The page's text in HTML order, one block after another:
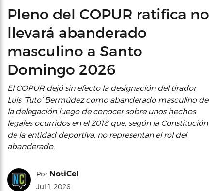
Pleno del COPUR ratifica no
llevará abanderado
masculino a Santo
Domingo 2026
El COPUR dejó sin efecto la designación del tirador
Luis ‘Tuto’ Bermúdez como abanderado masculino de
la delegación luego de conocer sobre unos hechos
legales ocurridos en el 2018 que, según la Constitución
de la entidad deportiva, no representan el rol del
abanderado.
Por NotiCel
Jul 1, 2026